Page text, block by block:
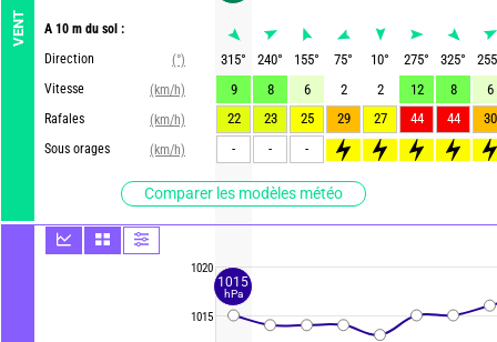
VENT
A 10 m du sol :
Direction
(°)
Vitesse
(km/h)
Rafales
(km/h)
Sous orages
(km/h)
Comparer les modèles météo
1020
1015
315° 240° 155° 75° 10° 275° 325°
255
9
8 6 2 2 12 8
6
22
23 25 29 27 44 44
30
-
- - >85 >85 >90 >85
1015
hPa